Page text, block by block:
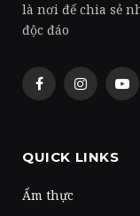
là nơi để chia sẻ
độc đáo
FacebookInstagram
QUICK LINKS
Ẩm thực